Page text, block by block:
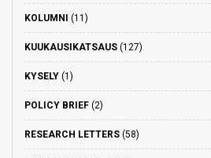
KOLUMNI (11)
KUUKAUSIKATSAUS (127)
KYSELY (1)
POLICY BRIEF (2)
RESEARCH LETTERS (58)